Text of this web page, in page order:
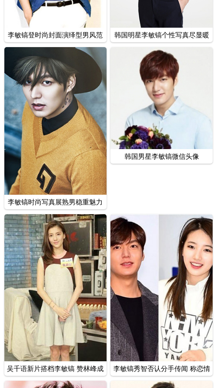
李敏镐登时尚封面演绎型男风范
韩国明星李敏镐个性写真尽显暖
男范
李敏镐时尚写真展熟男稳重魅力
韩国男星李敏镐微信头像
吴千语新片搭档李敏镐 赞林峰成
熟有魅力
李敏镐秀智否认分手传闻 称恋情
稳定